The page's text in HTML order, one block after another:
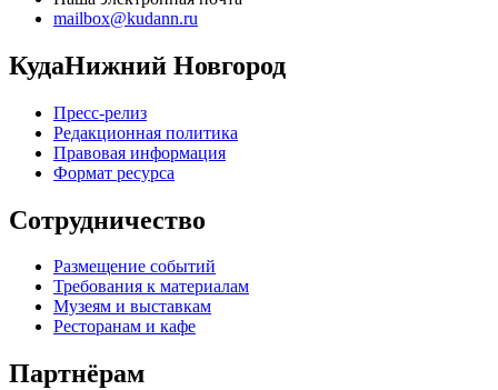
mailbox@kudann.ru
КудаНижний Новгород
Пресс-релиз
Редакционная политика
Правовая информация
Формат ресурса
Сотрудничество
Размещение событий
Требования к материалам
Музеям и выставкам
Ресторанам и кафе
Партнёрам